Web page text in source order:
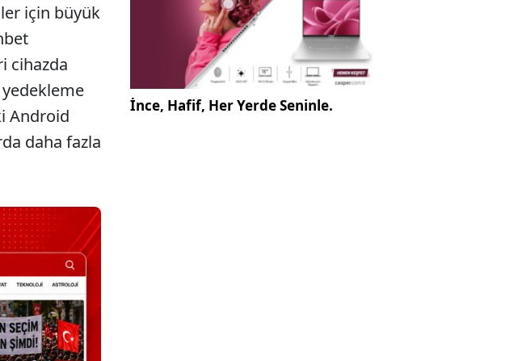
için büyük
cihazda
yedekleme
Android
daha fazla
İnce, Hafif, Her Yerde Seninle.